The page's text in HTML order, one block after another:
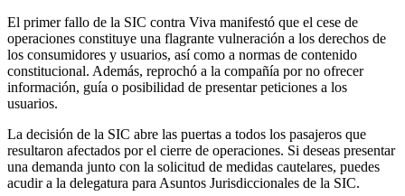
El primer fallo de la SIC contra Viva manifestó que el cese de
operaciones constituye una flagrante vulneración a los derechos de
los consumidores y usuarios, así como a normas de contenido
constitucional. Además, reprochó a la compañía por no ofrecer
información, guía o posibilidad de presentar peticiones a los
usuarios.
La decisión de la SIC abre las puertas a todos los pasajeros que
resultaron afectados por el cierre de operaciones. Si deseas presentar
una demanda junto con la solicitud de medidas cautelares, puedes
acudir a la delegatura para Asuntos Jurisdiccionales de la SIC.